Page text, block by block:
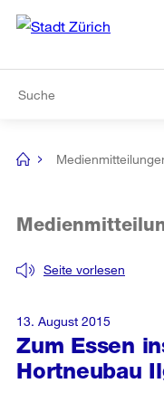
Navigation
[no
Zum Essen
Hortneubau
Seite vorlesen
13. August 2015